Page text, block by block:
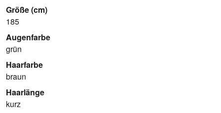
Größe (cm)
185
Augenfarbe
grün
Haarfarbe
braun
Haarlänge
kurz